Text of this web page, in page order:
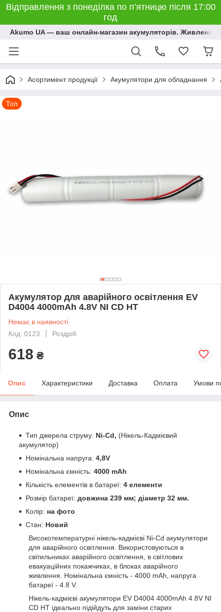
Відправлення з понеділка по п’ятницю після 17:00
год
Akumo UA — ваш онлайн-магазин акумуляторів. Живлення,
Асортимент продукції Акумулятори для обладнання
Топ
Акумулятор для аварійного освітлення EV
D4004 4000mAh 4.8V NI CD HT
Немає в наявності
Код: 0123
Роздріб
618 ₴
Опис Характеристики Доставка Оплата Умови
Опис
Тип джерела струму: Ni-Cd, (Нікель-Кадмієвий
акумулятор)
Номінальна напруга: 4,8V
Номінальна ємність: 4000 mAh
Кількість елементів в батареї: 4 елементи
Розмір батареї: довжина 239 мм; діаметр 32 мм.
Колір: на фото
Стан: Новий
Високотемпературні нікель-кадмієві Ni-Cd акумулятори
для аварійного освітлення. Використовуються в
світильниках аварійного освітлення, в світлових
евакуаційних покажчиках, в блоках аварійного
живлення. Номінальна ємність - 4000 mAh, напруга
батареї - 4.8 V.
Нікель-кадмієві акумулятори EV D4004 4000mAh 4.8V NI
CD HT ідеально підійдуть для заміни старих